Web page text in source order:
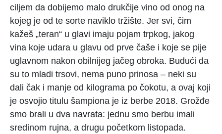
ciljem da dobijemo malo drukčije vino od onog na
kojeg je od te sorte naviklo tržište. Jer svi, čim
kažeš „teran“ u glavi imaju pojam trpkog, jakog
vina koje udara u glavu od prve čaše i koje se pije
uglavnom nakon obilnijeg jačeg obroka. Budući da
su to mladi trsovi, nema puno prinosa – neki su
dali čak i manje od kilograma po čokotu, a ovaj koji
je osvojio titulu šampiona je iz berbe 2018. Grožđe
smo brali u dva navrata: jednu smo berbu imali
sredinom rujna, a drugu početkom listopada.